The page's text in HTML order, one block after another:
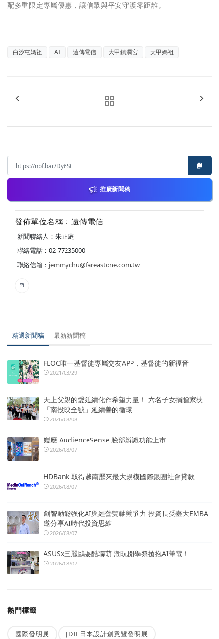
配多重限定專屬優惠，讓信眾與平安守護零距離。
白沙屯媽祖 AI 遠傳電信 大甲鎮瀾宮 大甲媽祖
推廣新聞稿
發佈單位名稱：遠傳電信
新聞聯絡人：朱正庭
聯絡電話：02-77235000
聯絡信箱： jemmychu@fareastone.com.tw
精選新聞稿 最新新聞稿
FLOC唯一基督徒專屬交友APP，基督徒的新福音
2021/03/29
天上父親的愛延續化作希望力量！ 六名子女捐贈家扶
「南投映全號」延續善的循環
2026/08/08
鎧應 AudienceSense 臉部辨識功能上市
2026/08/07
HDBank 取得越南歷來最大規模國際銀團社會貸款
2026/08/07
創智動能強化AI與經營雙軸競爭力 投資長受臺大EMBA
邀分享AI時代投資思維
2026/08/07
ASUSx三麗鷗耍酷聯萌 潮玩開學祭搶抱AI筆電！
2026/08/07
熱門標籤
國際發明展 JDIE日本設計創意暨發明展